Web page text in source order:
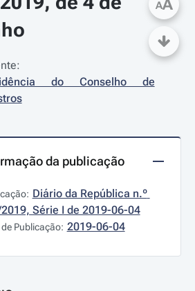
do Conselho de
da publicação
Diário da República n.º
Série I de 2019-06-04
de Publicação: 2019-06-04
AA